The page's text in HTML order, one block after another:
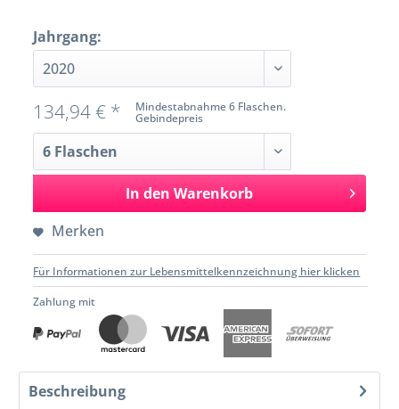
Jahrgang:
Mindestabnahme 6 Flaschen.
Gebindepreis
134,94 € *
In den Warenkorb
Merken
Für Informationen zur Lebensmittelkennzeichnung hier klicken
Zahlung mit
Beschreibung